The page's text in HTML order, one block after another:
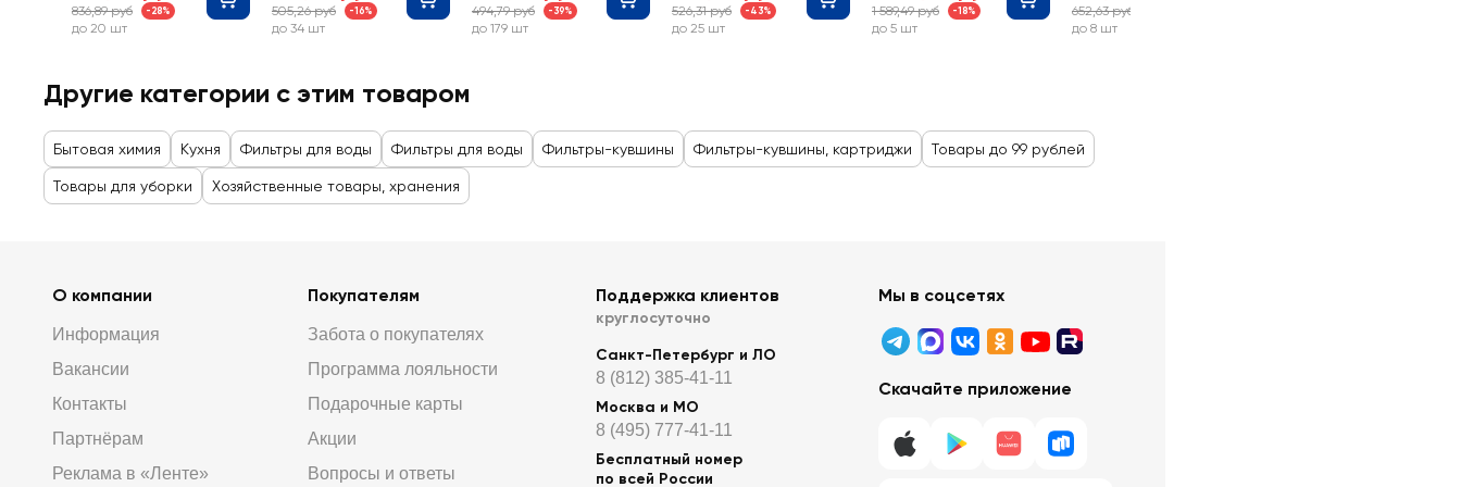
836,89 руб -28%
до 20 шт
505,26 руб -16%
до 34 шт
494,79 руб -39%
до 179 шт
526,31 руб -43%
до 25 шт
пластик Арт.
К484С00
1 589,49 руб -18%
до 5 шт
652,63 руб
до 8 шт
Другие категории с этим товаром
Бытовая химия Кухня Фильтры для воды Фильтры для воды Фильтры-кувшины Фильтры-кувшины, картриджи Товары до 99 рублей
Товары для уборки Хозяйственные товары, хранения
О компании
Информация
Вакансии
Контакты
Партнёрам
Реклама в «Ленте»
Покупателям
Забота о покупателях
Программа лояльности
Подарочные карты
Акции
Вопросы и ответы
Поддержка клиентов
круглосуточно
Санкт-Петербург и ЛО
8 (812) 385-41-11
Москва и МО
8 (495) 777-41-11
Бесплатный номер
по всей России
Мы в соцсетях
Скачайте приложение